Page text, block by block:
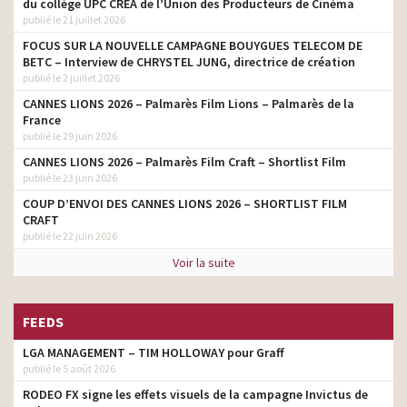
voler votre vie de couple
Givenchy Gentlemen Only
Absolute
directeur de production
Eurostar- Ça commence ici
directeur de production
BabyNes –
Yves Saint Laurent – Baby
Doll
du collège UPC CRÉA de l’Union des Producteurs de Cinéma
publié le 21 juillet 2026
FOCUS SUR LA NOUVELLE CAMPAGNE BOUYGUES TELECOM DE
BETC – Interview de CHRYSTEL JUNG, directrice de création
publié le 2 juillet 2026
CANNES LIONS 2026 – Palmarès Film Lions – Palmarès de la
France
publié le 29 juin 2026
CANNES LIONS 2026 – Palmarès Film Craft – Shortlist Film
publié le 23 juin 2026
COUP D’ENVOI DES CANNES LIONS 2026 – SHORTLIST FILM
CRAFT
publié le 22 juin 2026
Voir la suite
FEEDS
LGA MANAGEMENT – TIM HOLLOWAY pour Graff
publié le 5 août 2026
RODEO FX signe les effets visuels de la campagne Invictus de